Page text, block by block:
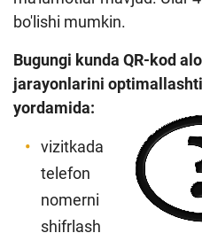
bo'lishi mumkin.
Bugungi kunda QR-kod
jarayonlarini
yordamida:
vizitkada
telefon
nomerni
shifrlash